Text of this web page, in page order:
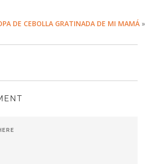
DE CEBOLLA GRATINADA DE MI MAMÁ »